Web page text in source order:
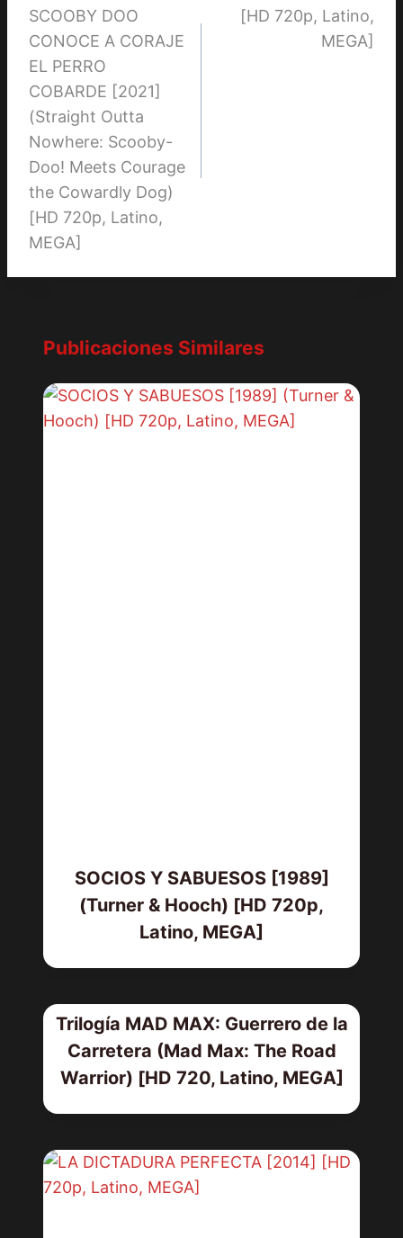
entradas
SCOOBY DOO
CONOCE A CORAJE
EL PERRO
COBARDE [2021]
(Straight Outta
Nowhere: Scooby-
Doo! Meets Courage
the Cowardly Dog)
[HD 720p, Latino,
MEGA]
[HD 720p, Latino,
MEGA]
Publicaciones Similares
SOCIOS Y SABUESOS [1989]
(Turner & Hooch) [HD 720p,
Latino, MEGA]
Trilogía MAD MAX: Guerrero de la
Carretera (Mad Max: The Road
Warrior) [HD 720, Latino, MEGA]